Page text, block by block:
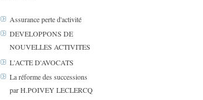
Assurance perte d'activité
DEVELOPPONS DE
NOUVELLES ACTIVITES
L'ACTE D'AVOCATS
La réforme des successions
par H.POIVEY LECLERCQ